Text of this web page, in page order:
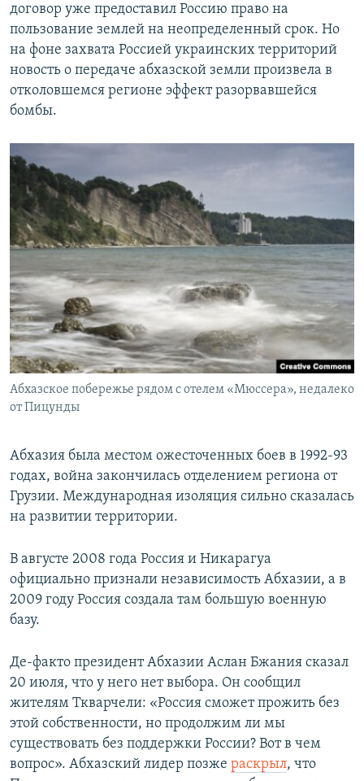
договор уже предоставил Россию право на
пользование землей на неопределенный срок. Но
на фоне захвата Россией украинских территорий
новость о передаче абхазской земли произвела в
отколовшемся регионе эффект разорвавшейся
бомбы.
Абхазское побережье рядом с отелем «Мюссера», недалеко
от Пицунды
Абхазия была местом ожесточенных боев в 1992-93
годах, война закончилась отделением региона от
Грузии. Международная изоляция сильно сказалась
на развитии территории.
В августе 2008 года Россия и Никарагуа
официально признали независимость Абхазии, а в
2009 году Россия создала там большую военную
базу.
Де-факто президент Абхазии Аслан Бжания сказал
20 июля, что у него нет выбора. Он сообщил
жителям Ткварчели: «Россия сможет прожить без
этой собственности, но продолжим ли мы
существовать без поддержки России? Вот в чем
вопрос». Абхазский лидер позже раскрыл, что